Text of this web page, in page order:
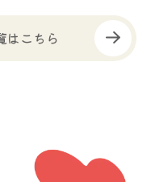
はこちら